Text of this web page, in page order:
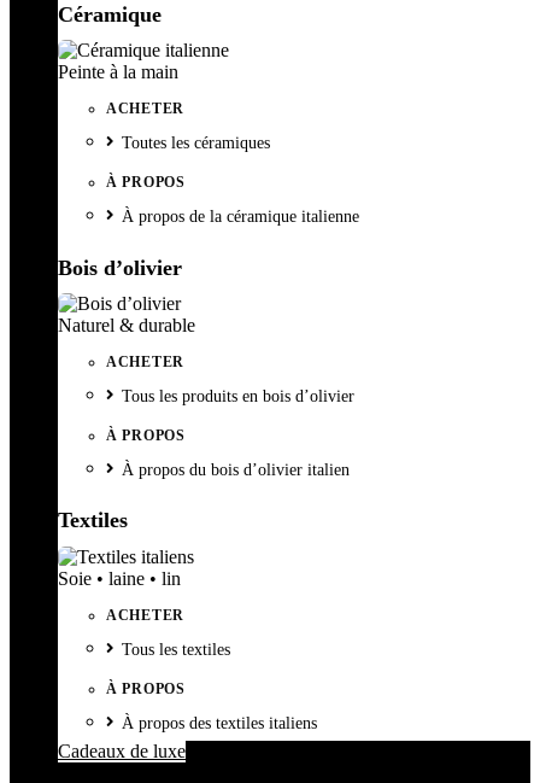
Céramique
Peinte à la main
ACHETER
Toutes les céramiques
À PROPOS
À propos de la céramique italienne
Bois d’olivier
Naturel & durable
ACHETER
Tous les produits en bois d’olivier
À PROPOS
À propos du bois d’olivier italien
Textiles
Soie • laine • lin
ACHETER
Tous les textiles
À PROPOS
À propos des textiles italiens
Cadeaux de luxe